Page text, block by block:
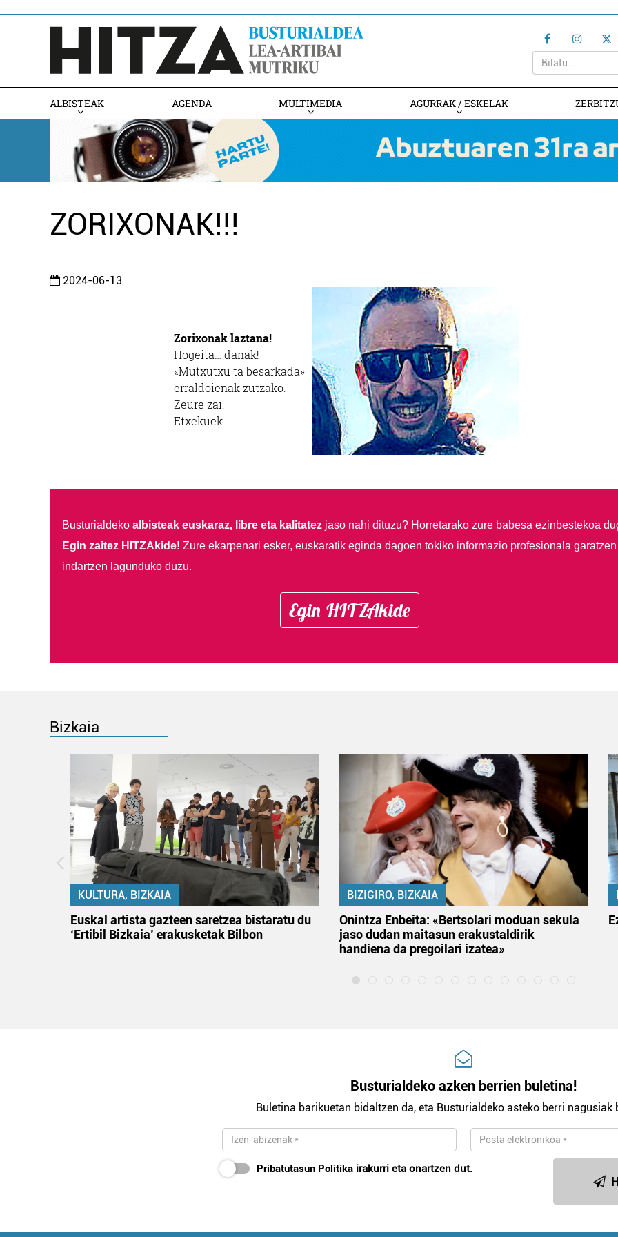
ALBISTEAK AGENDA MULTIMEDIA AGURRAK / ESKELAK
ZORIXONAK!!!
2024-06-13
Zorixonak laztana!
Hogeita… danak!
«Mutxutxu ta besarkada»
erraldoienak zutzako.
Zeure zai.
Etxekuek.
Busturialdeko albisteak euskaraz, libre eta kalitatezjaso nahi dituzu? Horretarako zure babesa ezinbestekoa
Egin zaitez HITZAkide! Zure ekarpenari esker, euskaratik eginda dagoen tokiko informazio profesionala garatzen
indartzen lagunduko duzu.
Egin HITZAkide
Bizkaia
KULTURA, BIZKAIA
Euskal artista gazteen saretzea bistaratu du
‘Ertibil Bizkaia’ erakusketak Bilbon
BIZIGIRO, BIZKAIA
Onintza Enbeita: «Bertsolari moduan sekula
jaso dudan maitasun erakustaldirik
handiena da pregoilari izatea»
Busturialdeko azken berrien buletina!
Buletina barikuetan bidaltzen da, eta Busturialdeko asteko berri nagusiak
Pribatutasun Politika irakurri eta onartzen dut.